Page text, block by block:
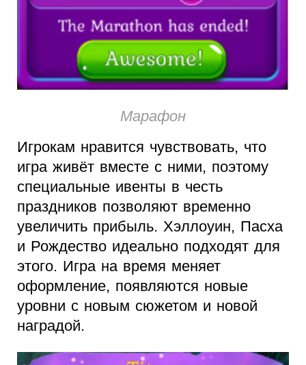
Марафон
Игрокам нравится чувствовать, что
игра живёт вместе с ними, поэтому
специальные ивенты в честь
праздников позволяют временно
увеличить прибыль. Хэллоуин, Пасха
и Рождество идеально подходят для
этого. Игра на время меняет
оформление, появляются новые
уровни с новым сюжетом и новой
наградой.